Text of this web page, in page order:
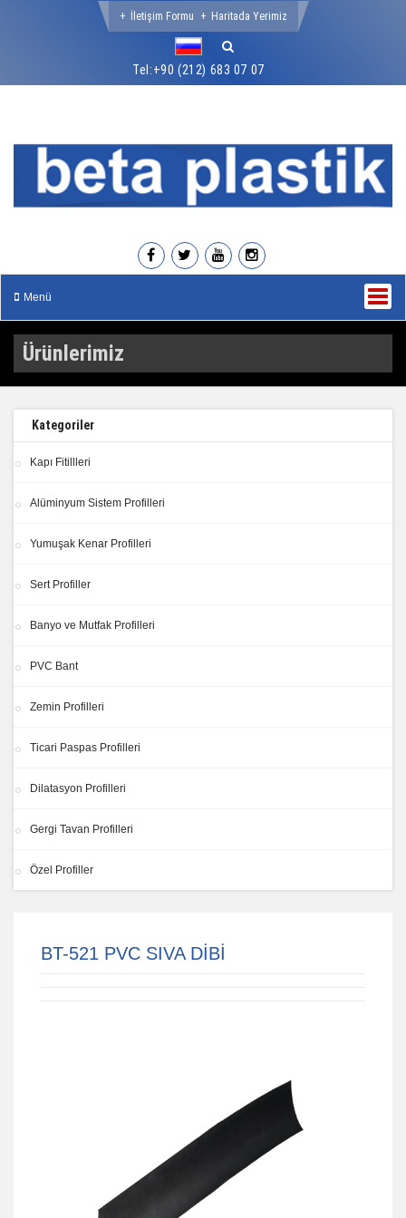
Tel:+90 (212) 683 07 07
İletişim Formu Haritada Yerimiz
Menü
Ürünlerimiz
Kategoriler
Kapı Fitillleri
Alüminyum Sistem Profilleri
Yumuşak Kenar Profilleri
Sert Profiller
Banyo ve Mutfak Profilleri
PVC Bant
Zemin Profilleri
Ticari Paspas Profilleri
Dilatasyon Profilleri
Gergi Tavan Profilleri
Özel Profiller
BT-521 PVC SIVA DİBİ